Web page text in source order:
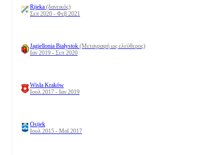
Rijeka (δανεικός)
Σεπ 2020 - Φεβ 2021
Jagiellonia Białystok (Μεταγραφή ως ελεύθερος)
Ιαν 2019 - Σεπ 2020
Wisła Kraków
Ιουλ 2017 - Ιαν 2019
Osijek
Ιουλ 2015 - Μαΐ 2017